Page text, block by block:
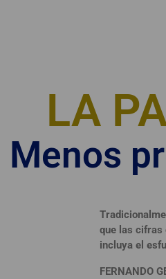
LA
Menos
que las cifras
incluya el
FERNANDO